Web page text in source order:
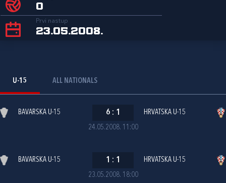
0
Prvi nastup
23.05.2008.
U-15 ALL NATIONALS
24.05.2008. 11:00
BAVARSKA U-15 6 : 1 HRVATSKA U-15
23.05.2008. 18:00
BAVARSKA U-15 1 : 1 HRVATSKA U-15